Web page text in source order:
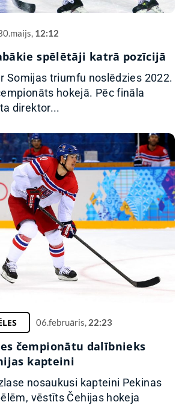
12:12
spēlētāji katrā pozīcijā
Somijas triumfu noslēdzies 2022.
hokejā. Pēc fināla
direktor...
06.februāris, 22:23
čempionātu dalībnieks
kapteini
nosaukusi kapteini Pekinas
vēstīts Čehijas hokeja